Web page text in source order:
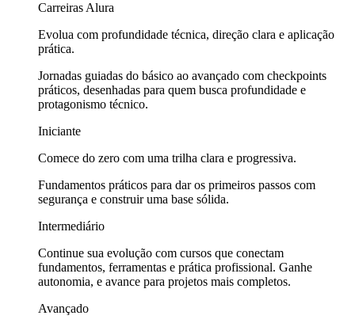
Carreiras Alura
Evolua com profundidade técnica, direção clara e aplicação
prática.
Jornadas guiadas do básico ao avançado com checkpoints
práticos, desenhadas para quem busca profundidade e
protagonismo técnico.
Iniciante
Comece do zero com uma trilha clara e progressiva.
Fundamentos práticos para dar os primeiros passos com
segurança e construir uma base sólida.
Intermediário
Continue sua evolução com cursos que conectam
fundamentos, ferramentas e prática profissional. Ganhe
autonomia, e avance para projetos mais completos.
Avançado